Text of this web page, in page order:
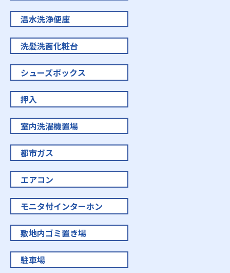
温水洗浄便座
洗髪洗面化粧台
シューズボックス
押入
室内洗濯機置場
都市ガス
エアコン
モニタ付インターホン
敷地内ゴミ置き場
駐車場